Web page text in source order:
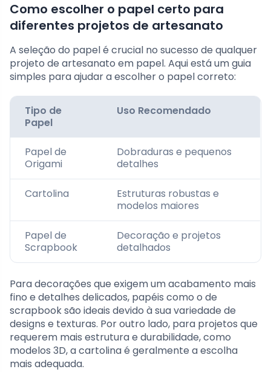
Como escolher o papel certo para
diferentes projetos de artesanato
A seleção do papel é crucial no sucesso de qualquer
projeto de artesanato em papel. Aqui está um guia
simples para ajudar a escolher o papel correto:
Tipo de
Papel
Uso Recomendado
Papel de
Origami
Dobraduras e pequenos
detalhes
Cartolina
Estruturas robustas e
modelos maiores
Papel de
Scrapbook
Decoração e projetos
detalhados
Para decorações que exigem um acabamento mais
fino e detalhes delicados, papéis como o de
scrapbook são ideais devido à sua variedade de
designs e texturas. Por outro lado, para projetos que
requerem mais estrutura e durabilidade, como
modelos 3D, a cartolina é geralmente a escolha
mais adequada.